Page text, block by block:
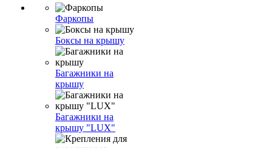
Фаркопы
Боксы на крышу
Багажники на
крышу
Багажники на
крышу "LUX"